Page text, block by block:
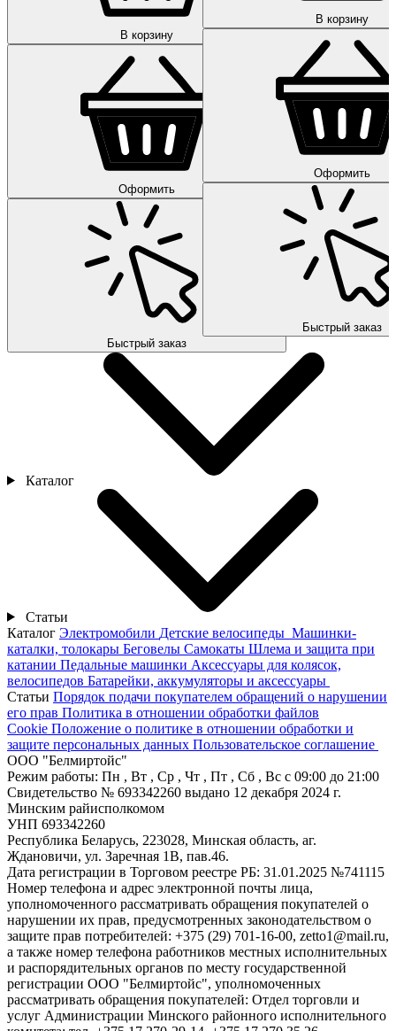
В корзину
Оформить
Быстрый заказ
В корзину
Оформить
Быстрый заказ
Каталог
Статьи
Каталог Электромобили Детские велосипеды Машинки-
каталки, толокары Беговелы Самокаты Шлема и защита при
катании Педальные машинки Аксессуары для колясок,
велосипедов Батарейки, аккумуляторы и аксессуары
Статьи Порядок подачи покупателем обращений о нарушении
его прав Политика в отношении обработки файлов
Cookie Положение о политике в отношении обработки и
защите персональных данных Пользовательское соглашение
ООО "Белмиртойс"
Режим работы: Пн , Вт , Ср , Чт , Пт , Сб , Вс c 09:00 до 21:00
Свидетельство № 693342260 выдано 12 декабря 2024 г.
Минским райисполкомом
УНП 693342260
Республика Беларусь, 223028, Минская область, аг.
Ждановичи, ул. Заречная 1В, пав.46.
Дата регистрации в Торговом реестре РБ: 31.01.2025 №741115
Номер телефона и адрес электронной почты лица,
уполномоченного рассматривать обращения покупателей о
нарушении их прав, предусмотренных законодательством о
защите прав потребителей: +375 (29) 701-16-00, zetto1@mail.ru,
а также номер телефона работников местных исполнительных
и распорядительных органов по месту государственной
регистрации ООО "Белмиртойс", уполномоченных
рассматривать обращения покупателей: Отдел торговли и
услуг Администрации Минского районного исполнительного